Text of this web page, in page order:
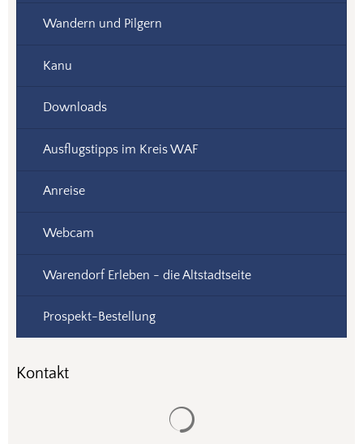
Wandern und Pilgern
Kanu
Downloads
Ausflugstipps im Kreis WAF
Anreise
Webcam
Warendorf Erleben - die Altstadtseite
Prospekt-Bestellung
Kontakt